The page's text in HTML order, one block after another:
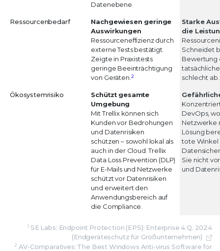
Datenebene.
Ressourcenbedarf
Nachgewiesen geringe
Auswirkungen
Ressourceneffizienz durch
externe Tests bestätigt.
Zeigte in Praxistests
geringe Beeinträchtigung
von Geräten.2
Starke
die
Schneidet
Bewertung
schlecht ab.
Ökosystemrisiko
Schützt gesamte
Umgebung
Mit Trellix können sich
Kunden vor Bedrohungen
und Datenrisiken
schützen – sowohl lokal als
auch in der Cloud. Trellix
Data Loss Prevention (DLP)
für E-Mails und Netzwerke
schützt vor Datenrisiken
und erweitert den
Anwendungsbereich auf
die Compliance.
DevOps,
Netzwerke
Lösung
tote Winkel
Sie nicht
und
1 SE Labs: Endpoint Protection (EPS): Enterprise 4.Q. 2024
(Endgeräteschutz für Großunternehmen)
2 AV-Comparatives: The Best Windows Anti-virus Software for